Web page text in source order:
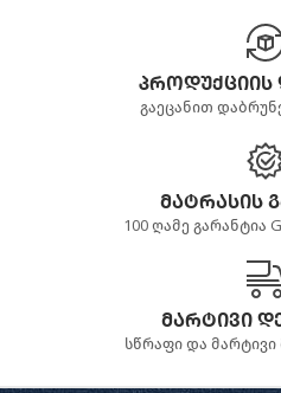
პროდუქციის
გაეცანით
მატრასის
100 ღამე გარანტია
მარტივი
სწრაფი და მარტივი